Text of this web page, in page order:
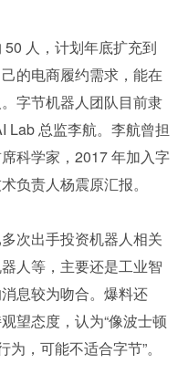
人，计划年底扩充到
的电商履约需求，能在
字节机器人团队目前隶
Lab 总监李航。李航曾担
科学家，2017 年加入字
负责人杨震原汇报。
次出手投资机器人相关
人等，主要还是工业智
息较为吻合。爆料还
望态度，认为“像波士顿
，可能不适合字节”。